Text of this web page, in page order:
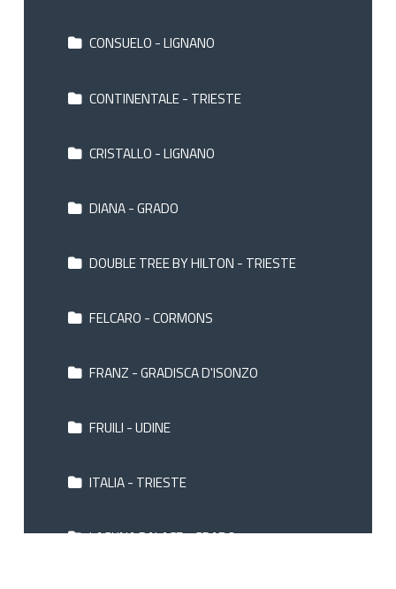
CONSUELO - LIGNANO
CONTINENTALE - TRIESTE
CRISTALLO - LIGNANO
DIANA - GRADO
DOUBLE TREE BY HILTON - TRIESTE
FELCARO - CORMONS
FRANZ - GRADISCA D'ISONZO
FRUILI - UDINE
ITALIA - TRIESTE
LAGUNA PALACE - GRADO